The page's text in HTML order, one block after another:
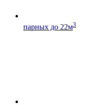
парных до 22м3